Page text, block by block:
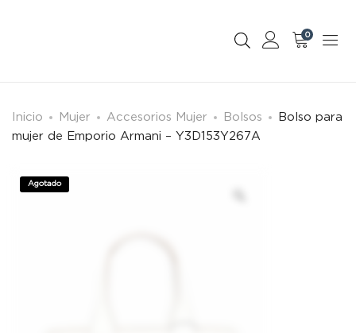
0
Inicio Mujer Accesorios Mujer Bolsos
Bolso para
mujer de Emporio Armani – Y3D153Y267A
Agotado